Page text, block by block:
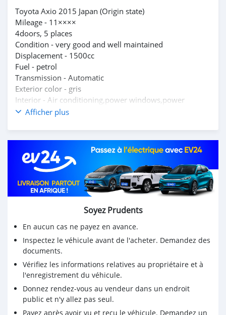
Toyota Axio 2015 Japan (Origin state)
Mileage - 11××××
4doors, 5 places
Condition - very good and well maintained
Displacement - 1500cc
Fuel - petrol
Transmission - Automatic
Exterior color - gris
Interior - Air conditioning,power windows,power
mirrors,power steerling,seat cover "leather"
Fuel efficiency
SOUND SYSTEM NOT INCLUDE
Price : Rs680 000 (negotiable)
Call on 58486114
Afficher plus
Soyez Prudents
En aucun cas ne payez en avance.
Inspectez le véhicule avant de l'acheter. Demandez des
documents.
Vérifiez les informations relatives au propriétaire et à
l'enregistrement du véhicule.
Donnez rendez-vous au vendeur dans un endroit
public et n'y allez pas seul.
Payez après avoir vu et reçu le véhicule. Demandez un